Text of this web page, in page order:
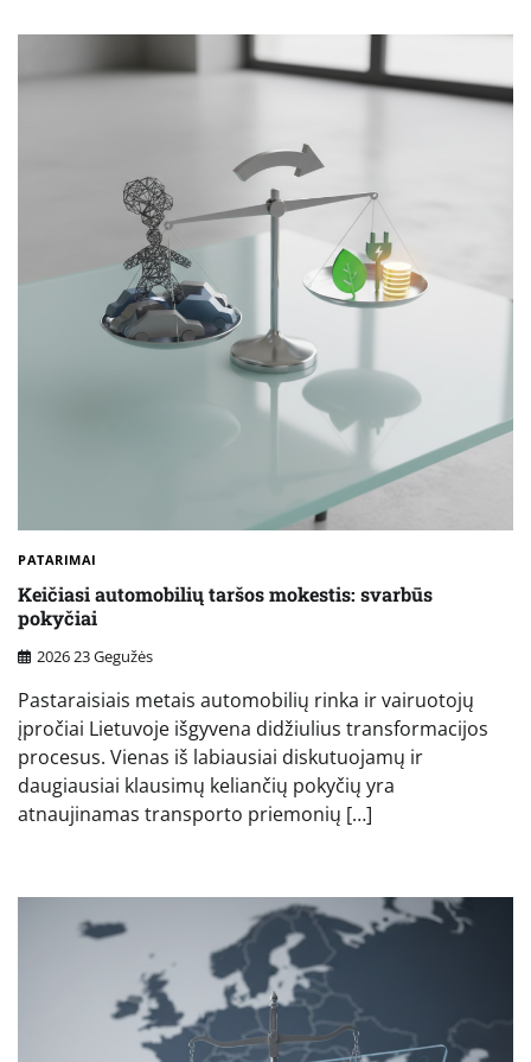
PATARIMAI
Keičiasi automobilių taršos mokestis: svarbūs
pokyčiai
2026 23 Gegužės
Pastaraisiais metais automobilių rinka ir vairuotojų
įpročiai Lietuvoje išgyvena didžiulius transformacijos
procesus. Vienas iš labiausiai diskutuojamų ir
daugiausiai klausimų keliančių pokyčių yra
atnaujinamas transporto priemonių […]